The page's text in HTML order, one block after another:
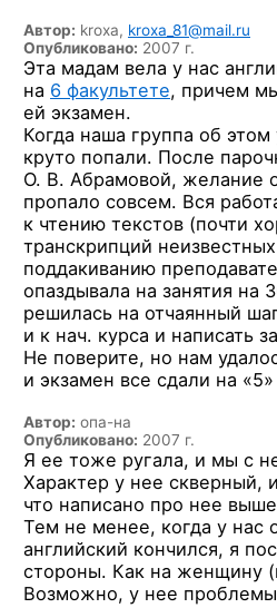
Автор: kroxa, kroxa_81@mail.ru
Опубликовано: 2007 г.
Эта мадам вела у нас
на 6 факультете, причем
ей экзамен.
Когда наша группа об
круто попали. После
О. В. Абрамовой, желание
пропало совсем. Вся
к чтению текстов (почти
транскрипций
поддакиванию
опаздывала на занятия на
решилась на отчаянный
и к нач. курса и написать
Не поверите, но нам
и экзамен все сдали на
Автор: опа-на
Опубликовано: 2007 г.
Я ее тоже ругала, и мы с
Характер у нее скверный,
что написано про нее
Тем не менее, когда у нас
английский кончился, я
стороны. Как на женщину
Возможно, у нее